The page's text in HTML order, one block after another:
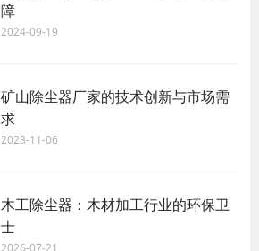
障
2024-09-19
矿山除尘器厂家的技术创新与市场需
求
2023-11-06
木工除尘器：木材加工行业的环保卫
士